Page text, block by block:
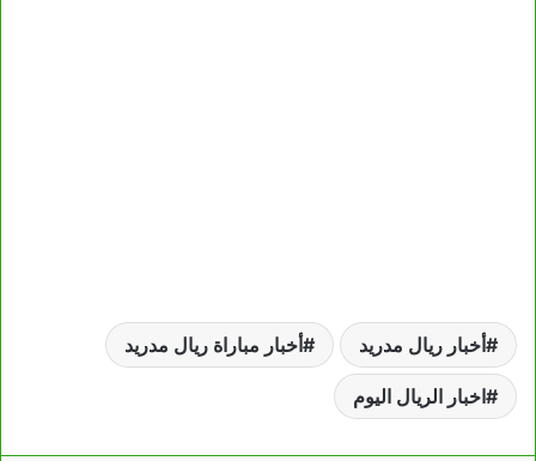
أخبار ريال مدريد أخبار مباراة ريال مدريد
اخبار الريال اليوم